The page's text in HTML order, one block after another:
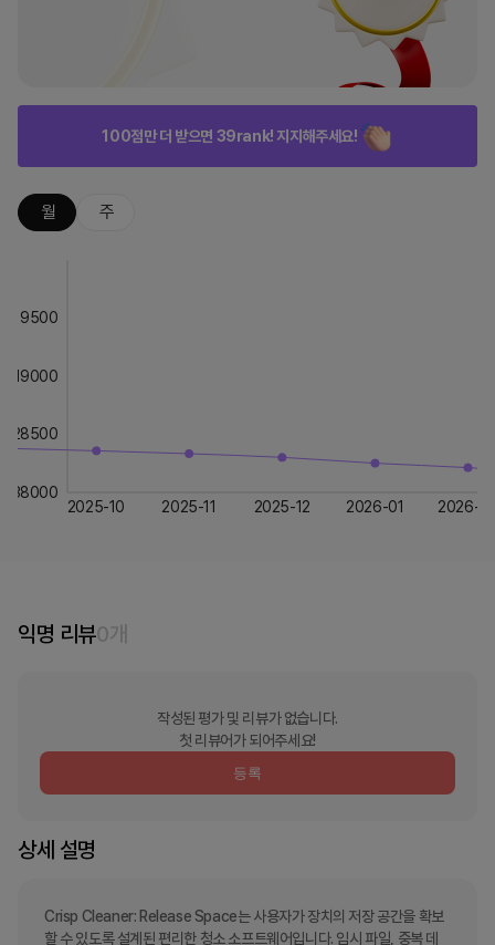
100점만 더 받으면 39rank! 지지해주세요!
월 주
2025-10 2025-11 2025-12 2026-01 2026-
9500
19000
28500
38000
익명 리뷰0개
작성된 평가 및 리뷰가 없습니다.
첫 리뷰어가 되어주세요!
등록
상세 설명
Crisp Cleaner: Release Space는 사용자가 장치의 저장 공간을 확보
할 수 있도록 설계된 편리한 청소 소프트웨어입니다. 임시 파일, 중복 데